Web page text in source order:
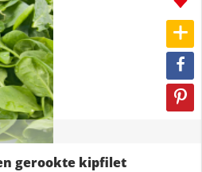
gerookte kipfilet